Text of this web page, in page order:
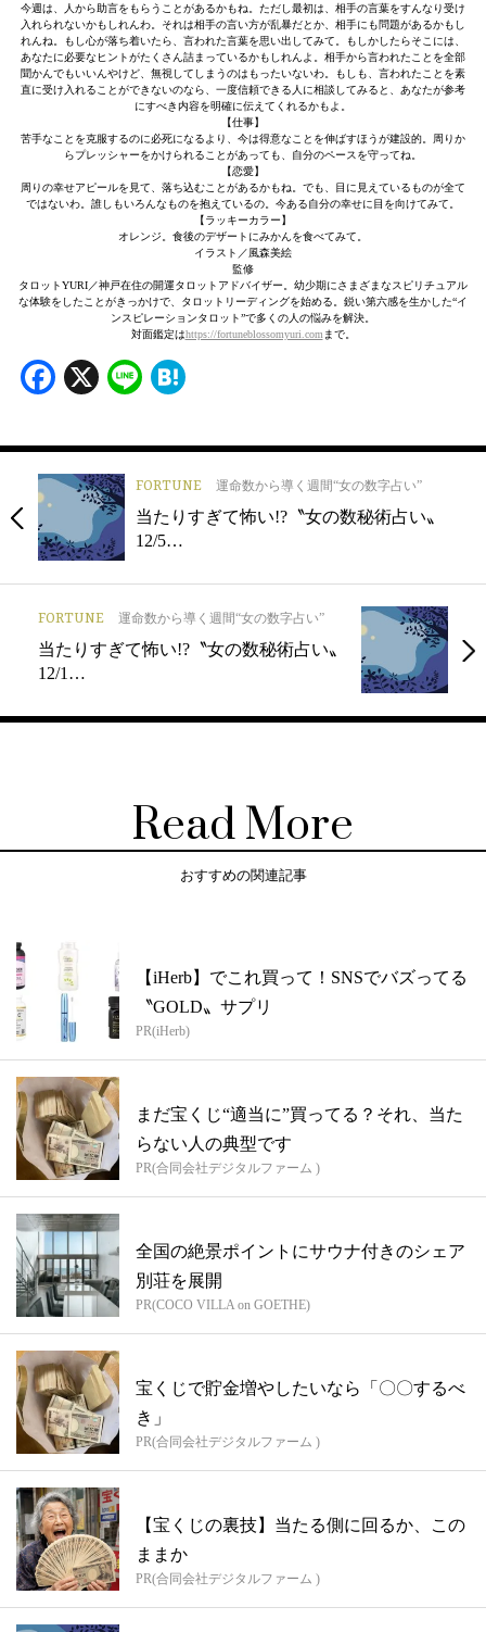
今週は、人から助言をもらうことがあるかもね。ただし最初は、相手の言葉をすんなり受け
入れられないかもしれんわ。それは相手の言い方が乱暴だとか、相手にも問題があるかもし
れんね。もし心が落ち着いたら、言われた言葉を思い出してみて。もしかしたらそこには、
あなたに必要なヒントがたくさん詰まっているかもしれんよ。相手から言われたことを全部
聞かんでもいいんやけど、無視してしまうのはもったいないわ。もしも、言われたことを素
直に受け入れることができないのなら、一度信頼できる人に相談してみると、あなたが参考
にすべき内容を明確に伝えてくれるかもよ。
【仕事】
苦手なことを克服するのに必死になるより、今は得意なことを伸ばすほうが建設的。周りか
らプレッシャーをかけられることがあっても、自分のペースを守ってね。
【恋愛】
周りの幸せアピールを見て、落ち込むことがあるかもね。でも、目に見えているものが全て
ではないわ。誰しもいろんなものを抱えているの。今ある自分の幸せに目を向けてみて。
【ラッキーカラー】
オレンジ。食後のデザートにみかんを食べてみて。
イラスト／風森美絵
監修
タロットYURI／神戸在住の開運タロットアドバイザー。幼少期にさまざまなスピリチュアル
な体験をしたことがきっかけで、タロットリーディングを始める。鋭い第六感を生かした“イ
ンスピレーションタロット”で多くの人の悩みを解決。
対面鑑定はhttps://fortuneblossomyuri.com まで。
Facebook
X Line
FORTUNE 運命数から導く週間“女の数字占い”
当たりすぎて怖い!?〝女の数秘術占い〟
12/5…
FORTUNE 運命数から導く週間“女の数字占い”
当たりすぎて怖い!?〝女の数秘術占い〟
12/1…
Read More
おすすめの関連記事
【iHerb】でこれ買って！SNSでバズってる
〝GOLD〟サプリ
PR(iHerb)
まだ宝くじ“適当に”買ってる？それ、当た
らない人の典型です
PR(合同会社デジタルファーム )
全国の絶景ポイントにサウナ付きのシェア
別荘を展開
PR(COCO VILLA on GOETHE)
宝くじで貯金増やしたいなら「〇〇するべ
き」
PR(合同会社デジタルファーム )
【宝くじの裏技】当たる側に回るか、この
ままか
PR(合同会社デジタルファーム )